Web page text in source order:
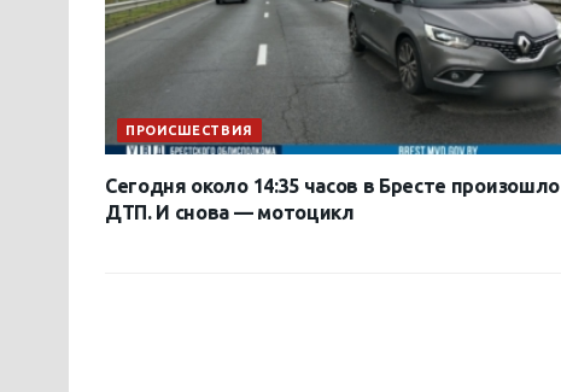
ПРОИСШЕСТВИЯ
Сегодня около 14:35 часов в Бресте произошло
ДТП. И снова — мотоцикл